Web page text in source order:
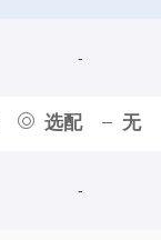
选配 无
-
-